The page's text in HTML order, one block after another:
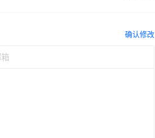
确认修改